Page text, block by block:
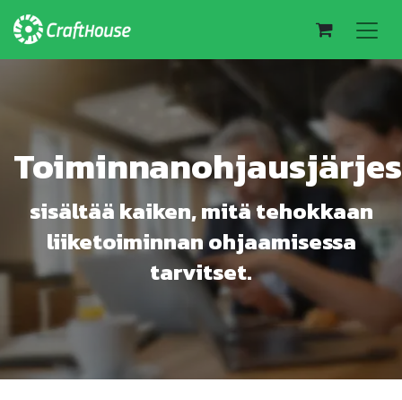
sisältää kaiken, mitä tehokkaan
liiketoiminnan ohjaamisessa
tarvitset.